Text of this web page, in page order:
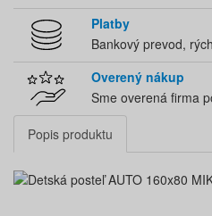
Platby
Bankový prevod,
Overený nákup
Sme overená firma
Popis produktu